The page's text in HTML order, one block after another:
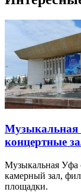
Музыкальная
концертные
Музыкальная Уфа
камерный зал,
площадки.